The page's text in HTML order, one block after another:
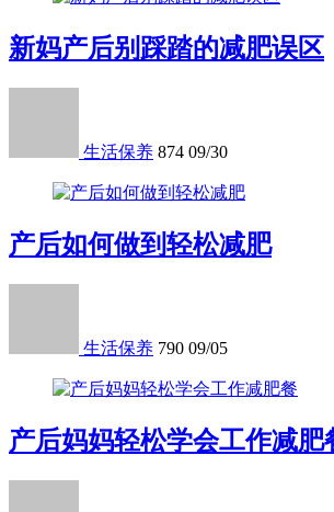
新妈产后别踩踏的减肥误区
生活保养 874 09/30
产后如何做到轻松减肥
生活保养 790 09/05
产后妈妈轻松学会工作减肥